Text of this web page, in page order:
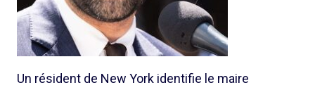
Un résident de New York identifie le maire